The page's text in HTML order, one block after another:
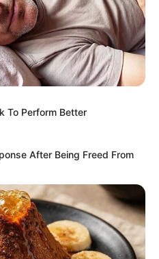
To Perform Better
After Being Freed From